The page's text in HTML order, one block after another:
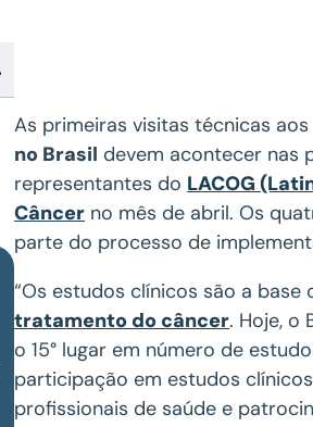
As primeiras visitas técnicas
no Brasil devem acontecer nas
representantes do LACOG
Câncer no mês de abril. Os
parte do processo de
“Os estudos clínicos são a
tratamento do câncer. Hoje, o
o 15° lugar em número de
participação em estudos
profissionais de saúde e